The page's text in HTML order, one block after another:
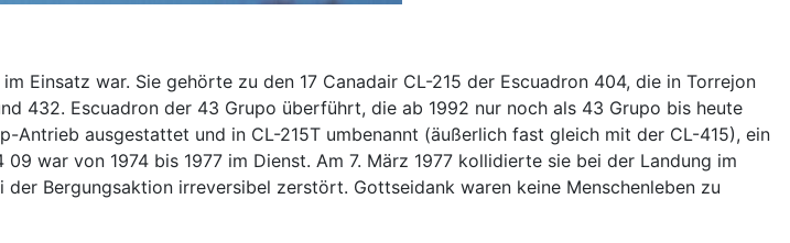
Einsatz war. Sie gehörte zu den 17 Canadair CL-215 der Escuadron 404, die in Torrejon
432. Escuadron der 43 Grupo überführt, die ab 1992 nur noch als 43 Grupo bis heute
ausgestattet und in CL-215T umbenannt (äußerlich fast gleich mit der CL-415), ein
war von 1974 bis 1977 im Dienst. Am 7. März 1977 kollidierte sie bei der Landung im
Bergungsaktion irreversibel zerstört. Gottseidank waren keine Menschenleben zu